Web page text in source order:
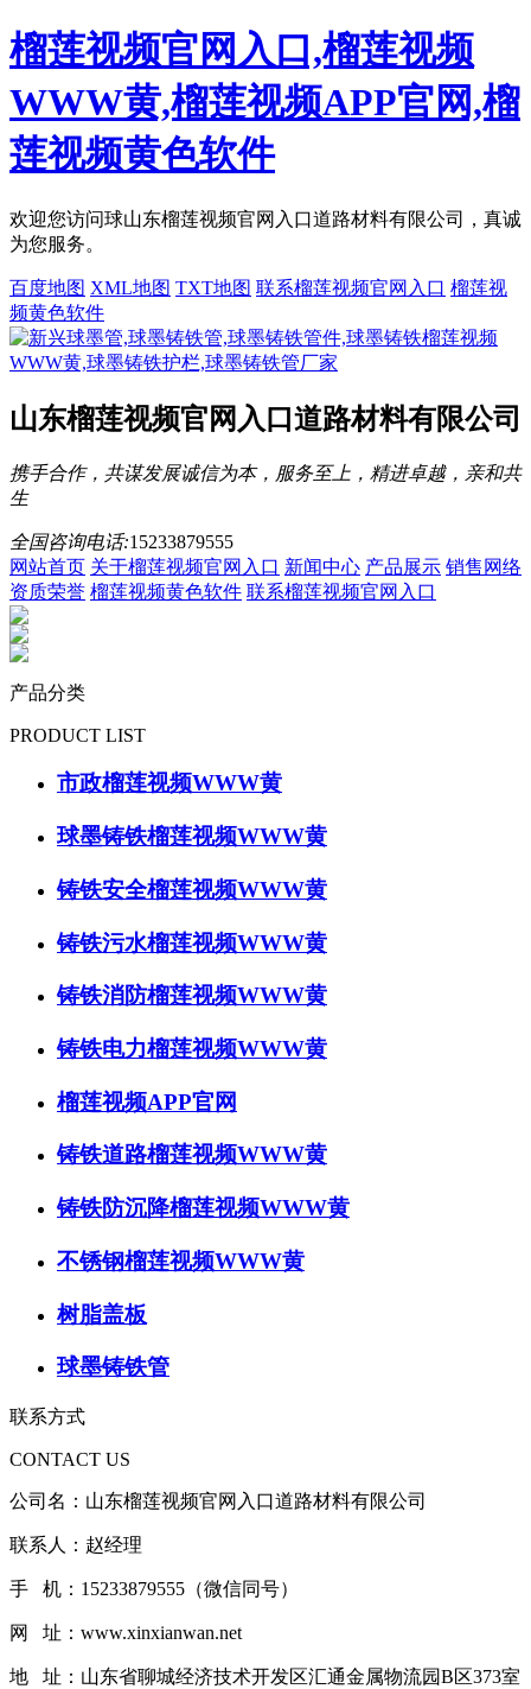
榴莲视频官网入口,榴莲视频
WWW黄,榴莲视频APP官网,榴
莲视频黄色软件
欢迎您访问球山东榴莲视频官网入口道路材料有限公司，真诚
为您服务。
百度地图 XML地图 TXT地图 联系榴莲视频官网入口 榴莲视
频黄色软件
山东榴莲视频官网入口道路材料有限公司
携手合作，共谋发展诚信为本，服务至上，精进卓越，亲和共
生
全国咨询电话:15233879555
网站首页 关于榴莲视频官网入口 新闻中心 产品展示 销售网络
资质荣誉 榴莲视频黄色软件 联系榴莲视频官网入口
产品分类
PRODUCT LIST
市政榴莲视频WWW黄
球墨铸铁榴莲视频WWW黄
铸铁安全榴莲视频WWW黄
铸铁污水榴莲视频WWW黄
铸铁消防榴莲视频WWW黄
铸铁电力榴莲视频WWW黄
榴莲视频APP官网
铸铁道路榴莲视频WWW黄
铸铁防沉降榴莲视频WWW黄
不锈钢榴莲视频WWW黄
树脂盖板
球墨铸铁管
联系方式
CONTACT US
公司名：山东榴莲视频官网入口道路材料有限公司
联系人：赵经理
手 机：15233879555（微信同号）
网 址：www.xinxianwan.net
地 址：山东省聊城经济技术开发区汇通金属物流园B区373室